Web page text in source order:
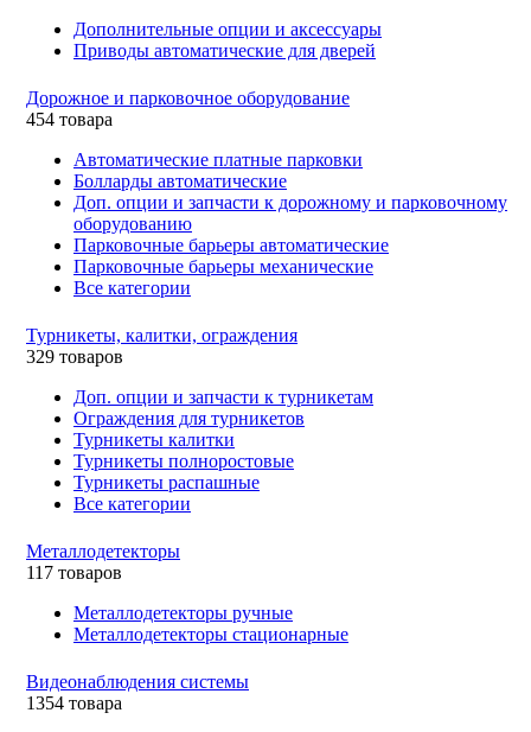
Дополнительные опции и аксессуары
Приводы автоматические для дверей
Дорожное и парковочное оборудование
454 товара
Автоматические платные парковки
Болларды автоматические
Доп. опции и запчасти к дорожному и парковочному
оборудованию
Парковочные барьеры автоматические
Парковочные барьеры механические
Все категории
Турникеты, калитки, ограждения
329 товаров
Доп. опции и запчасти к турникетам
Ограждения для турникетов
Турникеты калитки
Турникеты полноростовые
Турникеты распашные
Все категории
Металлодетекторы
117 товаров
Металлодетекторы ручные
Металлодетекторы стационарные
Видеонаблюдения cистемы
1354 товара